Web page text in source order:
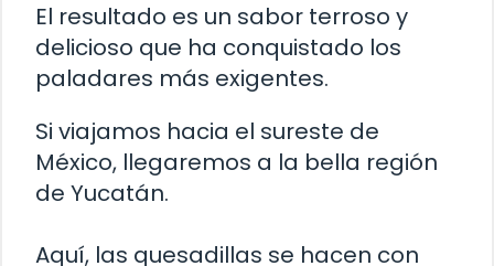
El resultado es un sabor terroso y
delicioso que ha conquistado los
paladares más exigentes.
Si viajamos hacia el sureste de
México, llegaremos a la bella región
de Yucatán.
Aquí, las quesadillas se hacen con